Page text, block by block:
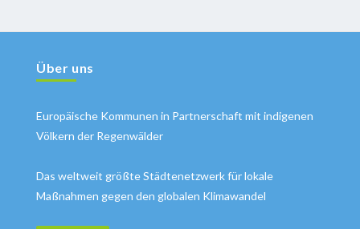
Über uns
Europäische Kommunen in Partnerschaft mit indigenen
Völkern der Regenwälder
Das weltweit größte Städtenetzwerk für lokale
Maßnahmen gegen den globalen Klimawandel